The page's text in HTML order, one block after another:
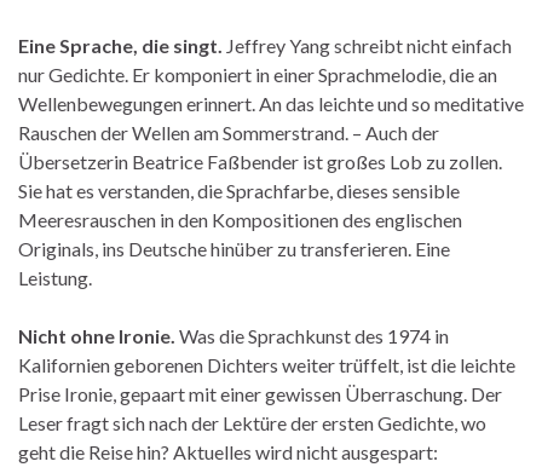
Eine Sprache, die singt. Jeffrey Yangschreibt nicht einfach
nur Gedichte. Er komponiert in einer Sprachmelodie, die an
Wellenbewegungen erinnert. An das leichte und so meditative
Rauschen der Wellen am Sommerstrand. – Auch der
Übersetzerin Beatrice Faßbender ist großes Lob zu zollen.
Sie hat es verstanden, die Sprachfarbe, dieses sensible
Meeresrauschen in den Kompositionen des englischen
Originals, ins Deutsche hinüber zu transferieren. Eine
Leistung.
Nicht ohne Ironie. Was die Sprachkunst des 1974 in
Kalifornien geborenen Dichters weiter trüffelt, ist die leichte
Prise Ironie, gepaart mit einer gewissen Überraschung. Der
Leser fragt sich nach der Lektüre der ersten Gedichte, wo
geht die Reise hin? Aktuelles wird nicht ausgespart: